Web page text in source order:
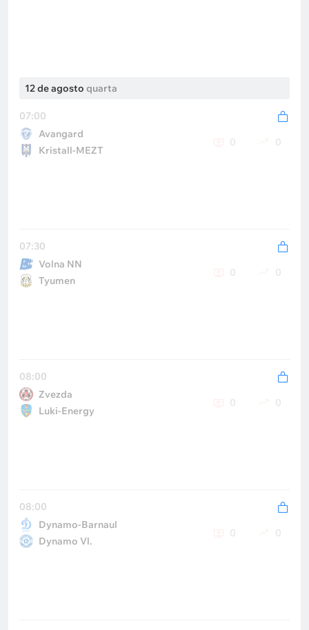
12 de agosto quarta
07:00
Avangard
Kristall-MEZT
0 0
07:30
Volna NN
Tyumen
0 0
08:00
Zvezda
Luki-Energy
0 0
08:00
Dynamo-Barnaul
Dynamo Vl.
0 0